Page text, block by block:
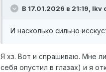
В 17.01.2026 в 21:19, lkv
И насколько сильно
Я хз. Вот и спрашиваю. Мне
себя опустил в глазах) и я